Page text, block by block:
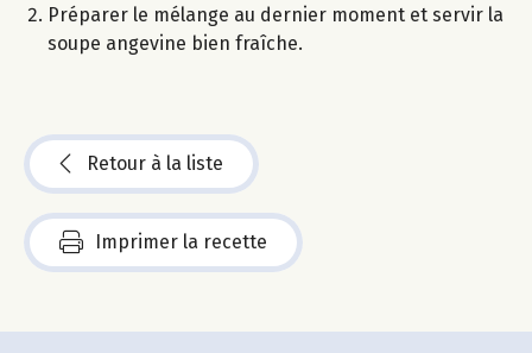
Préparer le mélange au dernier moment et servir la
soupe angevine bien fraîche.
Retour à la liste
Imprimer la recette